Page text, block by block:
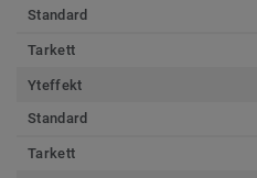
Standard
Tarkett
Yteffekt
Standard
Tarkett